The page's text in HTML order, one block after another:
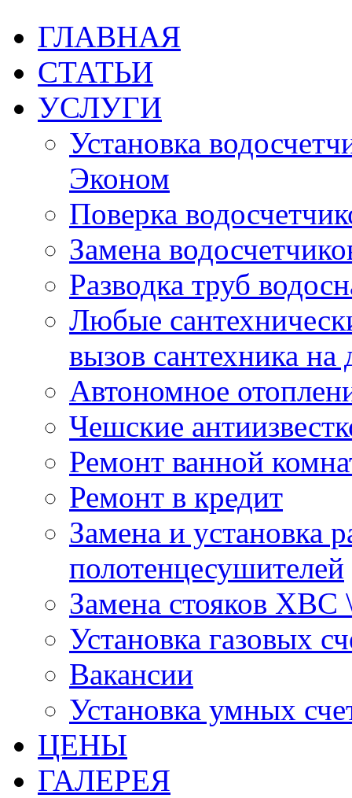
ГЛАВНАЯ
СТАТЬИ
УСЛУГИ
Установка
Эконом
Поверка
Замена
Разводка труб
Любые
вызов сантехника на
Автономное
Чешские
Ремонт ванной
Ремонт в кредит
Замена и установка
полотенцесушителей
Замена стояков
Установка газовых
Вакансии
Установка умных
ЦЕНЫ
ГАЛЕРЕЯ